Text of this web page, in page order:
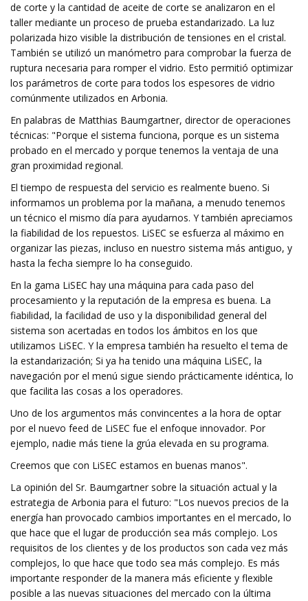
de corte y la cantidad de aceite de corte se analizaron en el
taller mediante un proceso de prueba estandarizado. La luz
polarizada hizo visible la distribución de tensiones en el cristal.
También se utilizó un manómetro para comprobar la fuerza de
ruptura necesaria para romper el vidrio. Esto permitió optimizar
los parámetros de corte para todos los espesores de vidrio
comúnmente utilizados en Arbonia.
En palabras de Matthias Baumgartner, director de operaciones
técnicas: "Porque el sistema funciona, porque es un sistema
probado en el mercado y porque tenemos la ventaja de una
gran proximidad regional.
El tiempo de respuesta del servicio es realmente bueno. Si
informamos un problema por la mañana, a menudo tenemos
un técnico el mismo día para ayudarnos. Y también apreciamos
la fiabilidad de los repuestos. LiSEC se esfuerza al máximo en
organizar las piezas, incluso en nuestro sistema más antiguo, y
hasta la fecha siempre lo ha conseguido.
En la gama LiSEC hay una máquina para cada paso del
procesamiento y la reputación de la empresa es buena. La
fiabilidad, la facilidad de uso y la disponibilidad general del
sistema son acertadas en todos los ámbitos en los que
utilizamos LiSEC. Y la empresa también ha resuelto el tema de
la estandarización; Si ya ha tenido una máquina LiSEC, la
navegación por el menú sigue siendo prácticamente idéntica, lo
que facilita las cosas a los operadores.
Uno de los argumentos más convincentes a la hora de optar
por el nuevo feed de LiSEC fue el enfoque innovador. Por
ejemplo, nadie más tiene la grúa elevada en su programa.
Creemos que con LiSEC estamos en buenas manos".
La opinión del Sr. Baumgartner sobre la situación actual y la
estrategia de Arbonia para el futuro: "Los nuevos precios de la
energía han provocado cambios importantes en el mercado, lo
que hace que el lugar de producción sea más complejo. Los
requisitos de los clientes y de los productos son cada vez más
complejos, lo que hace que todo sea más complejo. Es más
importante responder de la manera más eficiente y flexible
posible a las nuevas situaciones del mercado con la última